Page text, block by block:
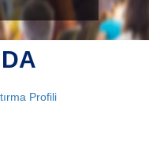
Profili